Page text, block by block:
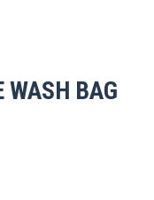
WASH BAG